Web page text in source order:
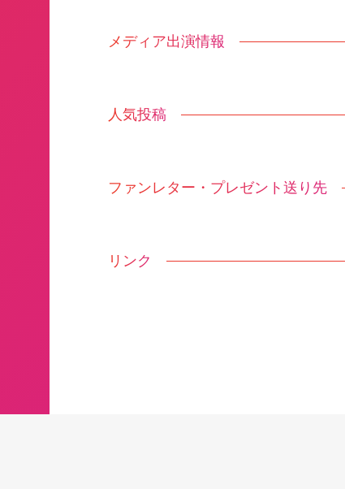
メディア出演情報
人気投稿
ファンレター・プレゼント送り先
リンク